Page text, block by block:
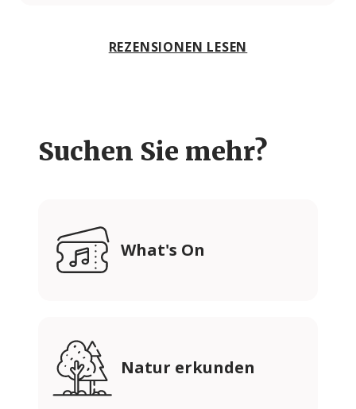
REZENSIONEN LESEN
Suchen Sie mehr?
What's On
Natur erkunden